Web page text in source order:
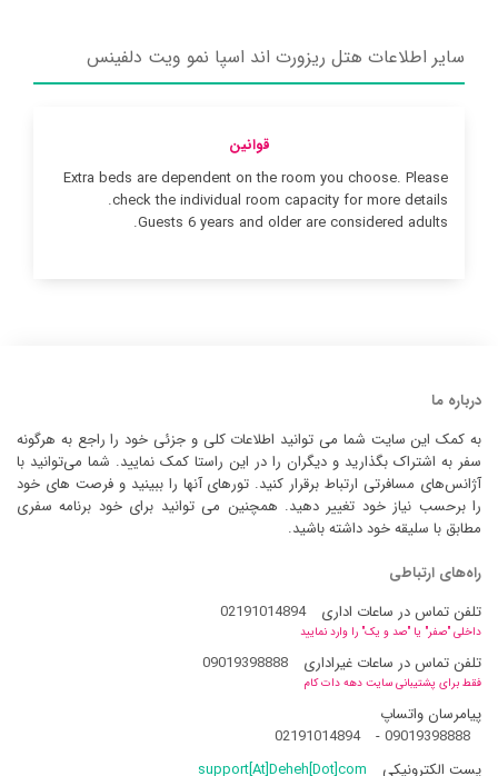
سایر اطلاعات هتل ریزورت اند اسپا نمو ویت دلفینس
قوانین
Extra beds are dependent on the room you choose. Please
check the individual room capacity for more details.
Guests 6 years and older are considered adults.
درباره ما
به کمک این سایت شما می توانید اطلاعات کلی و جزئی خود را راجع به هرگونه
سفر به اشتراک بگذارید و دیگران را در این راستا کمک نمایید. شما می‌توانید با
آژانس‌های مسافرتی ارتباط برقرار کنید. تورهای آنها را ببینید و فرصت های خود
را برحسب نیاز خود تغییر دهید. همچنین می توانید برای خود برنامه سفری
مطابق با سلیقه خود داشته باشید.
راه‌های ارتباطی
تلفن تماس در ساعات اداری
02191014894
داخلی "صفر" یا "صد و یک" را وارد نمایید
تلفن تماس در ساعات غیراداری 09019398888
فقط برای پشتیبانی سایت دهه دات کام
پیامرسان واتساپ
09019398888
-
02191014894
پست الکترونیکی
support[At]Deheh[Dot]com